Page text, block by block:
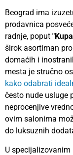
Beograd ima
prodavnica
radnje, poput
širok asortiman
domaćih i
mesta je stručno
kako odabrati
često nude usluge
neprocenjive
ovim salonima
do luksuznih
U